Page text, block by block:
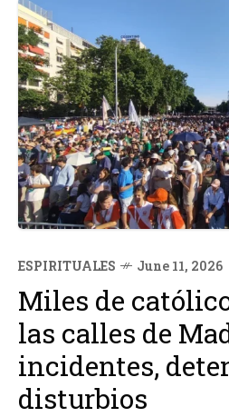
ESPIRITUALES June 11, 2026
Miles de
las calles de
incidentes,
disturbios